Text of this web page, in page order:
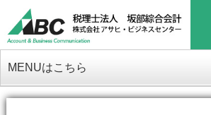
MENUはこちら